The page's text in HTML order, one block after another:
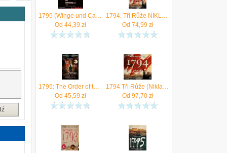
1795 (Winge und Cardell ermitteln 3) NIKLAS NATT-OCH-DAG
Od 44,39 zł
1794. Tři Růže NIKLAS NATT-OCH-DAG
Od 74,99 zł
1795: The Order of the Furies Natt Och Dag, Niklas
Od 45,59 zł
1794 Tři Růže (Niklas Natt Och Dag) (2xCD) (Mp3)
Od 97,70zł